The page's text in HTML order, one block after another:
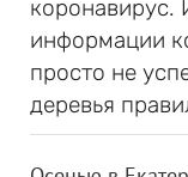
коронавирус.
информации
просто не
деревья